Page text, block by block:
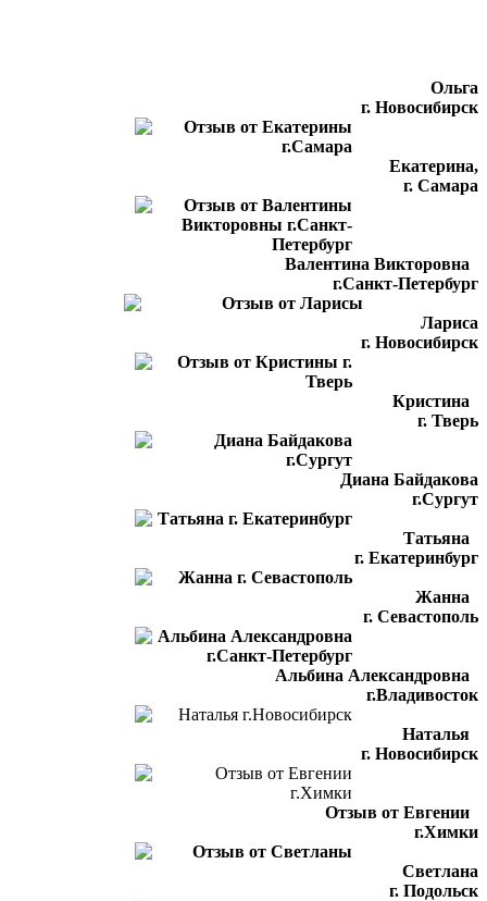
Ольга
г. Новосибирск
Екатерина,
г. Самара
Валентина Викторовна
г.Санкт-Петербург
Лариса
г. Новосибирск
Кристина
г. Тверь
Диана Байдакова
г.Сургут
Татьяна
г. Екатеринбург
Жанна
г. Севастополь
Альбина Александровна
г.Владивосток
Наталья
г. Новосибирск
Отзыв от Евгении
г.Химки
Светлана
г. Подольск